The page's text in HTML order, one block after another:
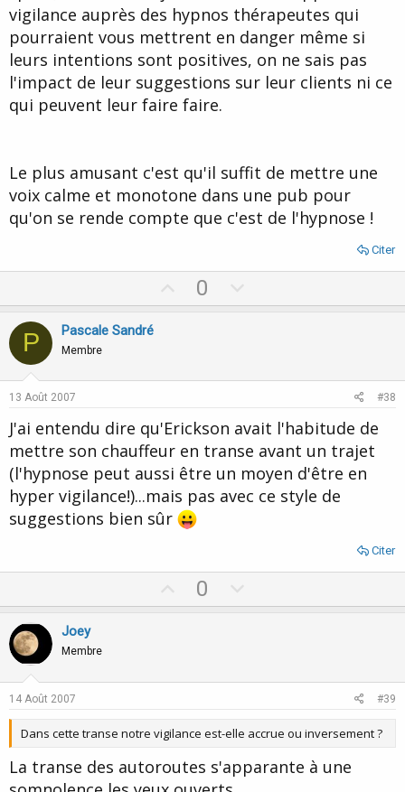
vigilance auprès des hypnos thérapeutes qui
pourraient vous mettrent en danger même si
leurs intentions sont positives, on ne sais pas
l'impact de leur suggestions sur leur clients ni ce
qui peuvent leur faire faire.
Le plus amusant c'est qu'il suffit de mettre une
voix calme et monotone dans une pub pour
qu'on se rende compte que c'est de l'hypnose !
Citer
p
t
0
o
v
e
P Pascale Sandré
Membre
13 Août 2007 #38
J'ai entendu dire qu'Erickson avait l'habitude de
mettre son chauffeur en transe avant un trajet
(l'hypnose peut aussi être un moyen d'être en
hyper vigilance!)...mais pas avec ce style de
suggestions bien sûr
Citer
p
0
o
e
Joey
Membre
14 Août 2007 #39
Dans cette transe notre vigilance est-elle accrue ou inversement ?
La transe des autoroutes s'apparante à une